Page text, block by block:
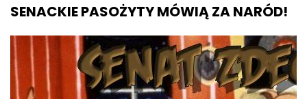
SENACKIE PASOŻYTY MÓWIĄ ZA NARÓD!